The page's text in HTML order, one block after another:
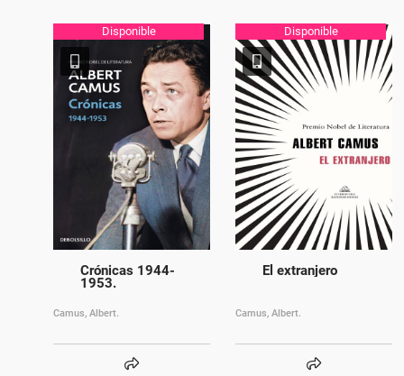
Disponible
Crónicas 1944-
1953.
Camus, Albert.
Disponible
El extranjero
Camus, Albert.